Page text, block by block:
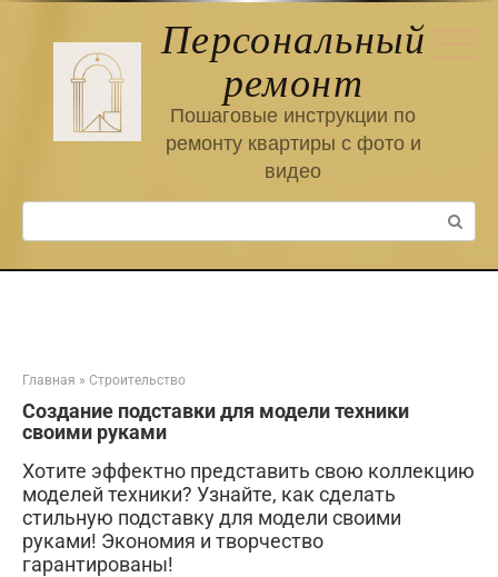
Персональный
ремонт
Пошаговые инструкции по
ремонту квартиры с фото и
видео
Поиск:
Главная » Строительство
Создание подставки для модели техники
своими руками
Хотите эффектно представить свою коллекцию
моделей техники? Узнайте, как сделать
стильную подставку для модели своими
руками! Экономия и творчество
гарантированы!